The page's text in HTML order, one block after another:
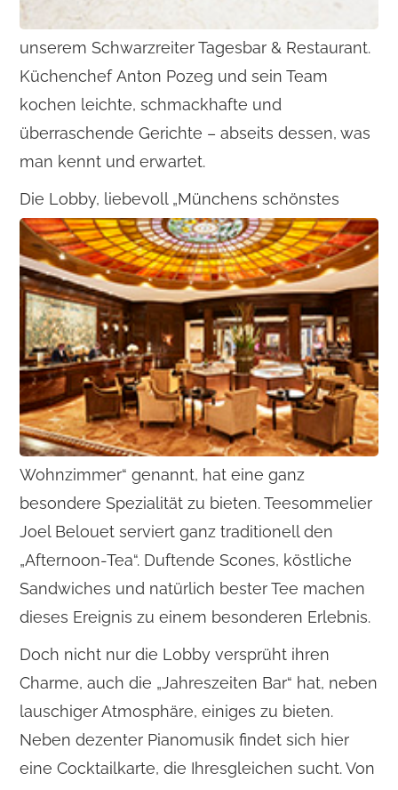
unserem Schwarzreiter Tagesbar & Restaurant.
Küchenchef Anton Pozeg und sein Team
kochen leichte, schmackhafte und
überraschende Gerichte – abseits dessen, was
man kennt und erwartet.
Die Lobby, liebevoll „Münchens schönstes
Wohnzimmer“ genannt, hat eine ganz
besondere Spezialität zu bieten. Teesommelier
Joel Belouet serviert ganz traditionell den
„Afternoon-Tea“. Duftende Scones, köstliche
Sandwiches und natürlich bester Tee machen
dieses Ereignis zu einem besonderen Erlebnis.
Doch nicht nur die Lobby versprüht ihren
Charme, auch die „Jahreszeiten Bar“ hat, neben
lauschiger Atmosphäre, einiges zu bieten.
Neben dezenter Pianomusik findet sich hier
eine Cocktailkarte, die Ihresgleichen sucht. Von